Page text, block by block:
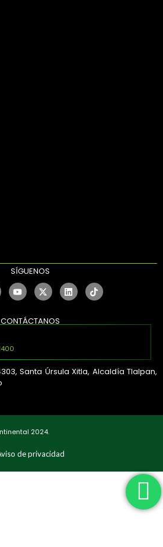
SÍGUENOS
CONTÁCTANOS
Santa Úrsula Xitla, Alcaldía Tlalpan,
2024.
de privacidad